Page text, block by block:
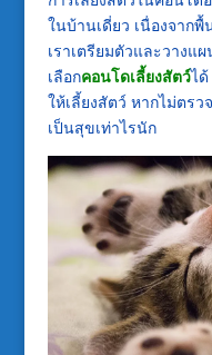
ในบ้านเดี่ยว เนื่องจาก
เราเตรียมตัวและวางแ
เลือกคอนโดเลี้ยงสัตว์ไ
ให้เลี้ยงสัตว์ หากไม่ตรว
เป็นสุขเท่าไรนัก